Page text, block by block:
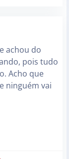
achou do
pois tudo
Acho que
ninguém vai